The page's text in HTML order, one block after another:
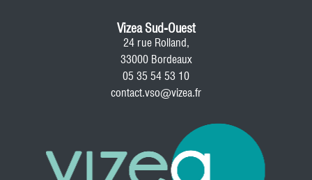
Vizea Sud-Ouest
24 rue Rolland,
33000 Bordeaux
05 35 54 53 10
contact.vso@vizea.fr